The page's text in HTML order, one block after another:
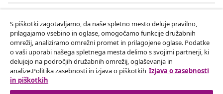
vidaXL
Odkrijte več
S piškotki zagotavljamo, da naše spletno mesto deluje pravilno,
prilagajamo vsebino in oglase, omogočamo funkcije družabnih
omrežij, analiziramo omrežni promet in prilagojene oglase. Podatke
o vaši uporabi našega spletnega mesta delimo s svojimi partnerji, ki
delujejo na področjih družabnih omrežij, oglaševanja in
analize.Politika zasebnosti in izjava o piškotkih Izjava o zasebnosti
in piškotkih